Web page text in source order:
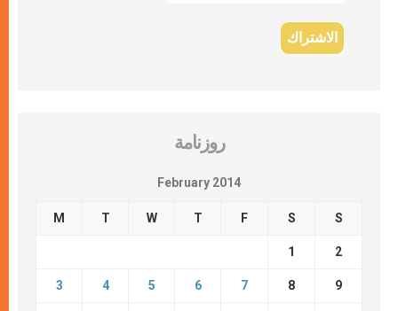
روزنامة
February 2014
M T W T F S S
1 2
3 4 5 6 7 8 9